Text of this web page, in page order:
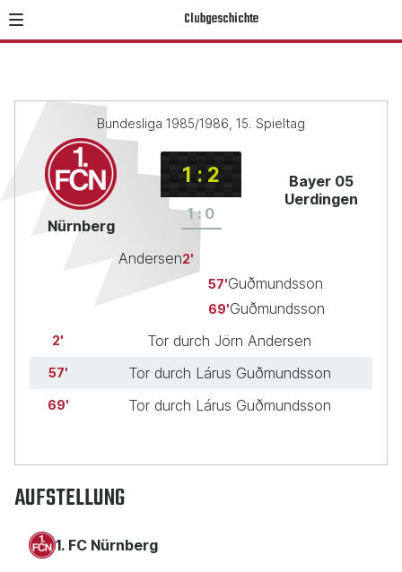
Clubgeschichte
Bundesliga 1985/1986, 15. Spieltag
Nürnberg
1 : 2
1 : 0
Bayer 05
Uerdingen
Andersen2
Guðmundsson
57
Guðmundsson
69
2 Tor durch Jörn Andersen
57 Tor durch Lárus Guðmundsson
69 Tor durch Lárus Guðmundsson
AUFSTELLUNG
1. FC Nürnberg